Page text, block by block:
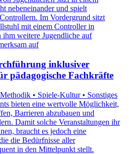
inklusiver
pädagogische Fachkräfte
• Spiele-Kultur • Sonstiges
bieten eine wertvolle Möglichkeit,
Barrieren abzubauen und
Damit solche Veranstaltungen ihr
braucht es jedoch eine
die Bedürfnisse aller
in den Mittelpunkt stellt.